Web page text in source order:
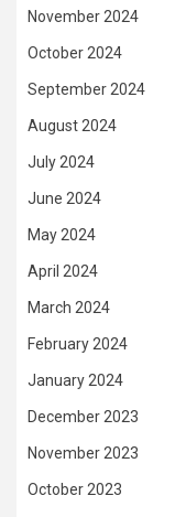
November 2024
October 2024
September 2024
August 2024
July 2024
June 2024
May 2024
April 2024
March 2024
February 2024
January 2024
December 2023
November 2023
October 2023